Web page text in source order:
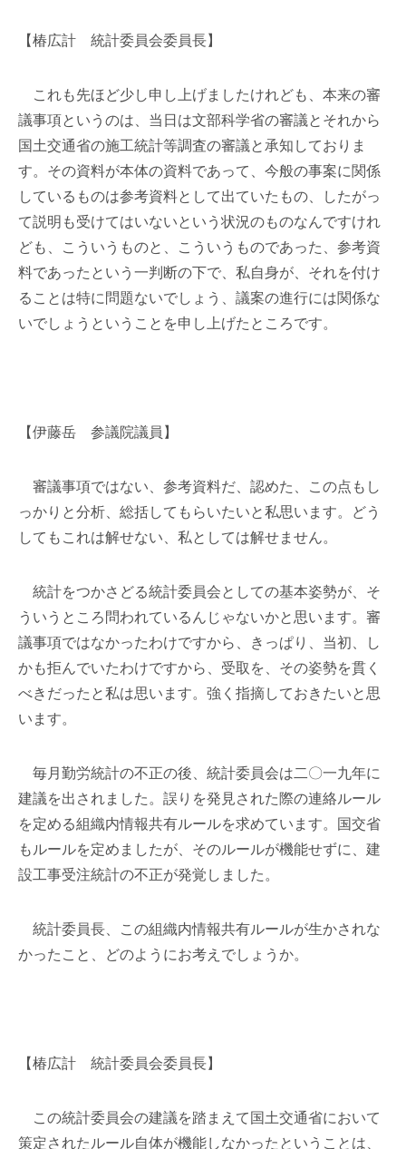
【椿広計 統計委員会委員長】
これも先ほど少し申し上げましたけれども、本来の審
議事項というのは、当日は文部科学省の審議とそれから
国土交通省の施工統計等調査の審議と承知しておりま
す。その資料が本体の資料であって、今般の事案に関係
しているものは参考資料として出ていたもの、したがっ
て説明も受けてはいないという状況のものなんですけれ
ども、こういうものと、こういうものであった、参考資
料であったという一判断の下で、私自身が、それを付け
ることは特に問題ないでしょう、議案の進行には関係な
いでしょうということを申し上げたところです。
【伊藤岳 参議院議員】
審議事項ではない、参考資料だ、認めた、この点もし
っかりと分析、総括してもらいたいと私思います。どう
してもこれは解せない、私としては解せません。
統計をつかさどる統計委員会としての基本姿勢が、そ
ういうところ問われているんじゃないかと思います。審
議事項ではなかったわけですから、きっぱり、当初、し
かも拒んでいたわけですから、受取を、その姿勢を貫く
べきだったと私は思います。強く指摘しておきたいと思
います。
毎月勤労統計の不正の後、統計委員会は二〇一九年に
建議を出されました。誤りを発見された際の連絡ルール
を定める組織内情報共有ルールを求めています。国交省
もルールを定めましたが、そのルールが機能せずに、建
設工事受注統計の不正が発覚しました。
統計委員長、この組織内情報共有ルールが生かされな
かったこと、どのようにお考えでしょうか。
【椿広計 統計委員会委員長】
この統計委員会の建議を踏まえて国土交通省において
策定されたルール自体が機能しなかったということは、